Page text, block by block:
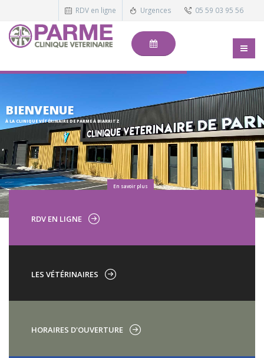
RDV en ligne Urgences 05 59 03 95 56
À LA CLINIQUE VÉTÉRINAIRE DE PARME À BIARRITZ
BIENVENUE
En savoir plus
RDV EN LIGNE
LES VÉTÉRINAIRES
HORAIRES D'OUVERTURE